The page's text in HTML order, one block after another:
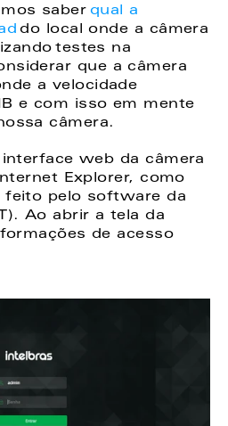
saber qual a
do local onde a câmera
testes na
que a câmera
a velocidade
e com isso em mente
câmera.
web da câmera
Explorer, como
feito pelo software da
Ao abrir a tela da
de acesso